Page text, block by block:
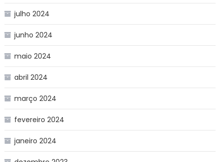
julho 2024
junho 2024
maio 2024
abril 2024
março 2024
fevereiro 2024
janeiro 2024